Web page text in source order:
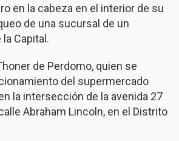
en la cabeza en el interior de su
de una sucursal de un
Capital.
de Perdomo, quien se
del supermercado
la intersección de la avenida 27
Abraham Lincoln, en el Distrito